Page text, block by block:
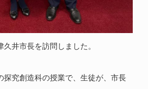
井市長を訪問しました。
探究創造科の授業で、生徒が、市長